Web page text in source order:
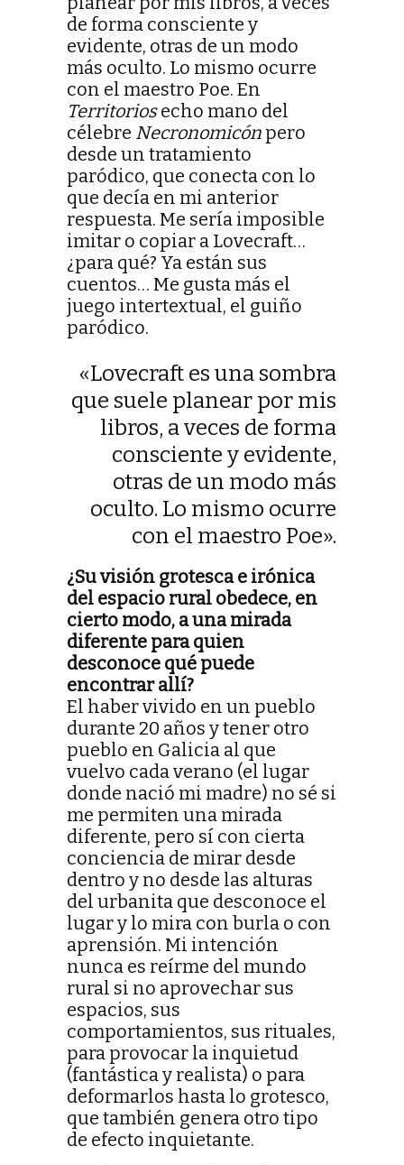
de forma consciente y
evidente, otras de un modo
más oculto. Lo mismo ocurre
con el maestro Poe. En
Territoriosecho mano del
célebre Necronomicón pero
desde un tratamiento
paródico, que conecta con lo
que decía en mi anterior
respuesta. Me sería imposible
imitar o copiar a Lovecraft…
¿para qué? Ya están sus
cuentos… Me gusta más el
juego intertextual, el guiño
paródico.
«Lovecraft es una sombra
que suele planear por mis
libros, a veces de forma
consciente y evidente,
otras de un modo más
oculto. Lo mismo ocurre
con el maestro Poe».
¿Su visión grotesca e irónica
del espacio rural obedece, en
cierto modo, a una mirada
diferente para quien
desconoce qué puede
encontrar allí?
El haber vivido en un pueblo
durante 20 años y tener otro
pueblo en Galicia al que
vuelvo cada verano (el lugar
donde nació mi madre) no sé si
me permiten una mirada
diferente, pero sí con cierta
conciencia de mirar desde
dentro y no desde las alturas
del urbanita que desconoce el
lugar y lo mira con burla o con
aprensión. Mi intención
nunca es reírme del mundo
rural si no aprovechar sus
espacios, sus
comportamientos, sus rituales,
para provocar la inquietud
(fantástica y realista) o para
deformarlos hasta lo grotesco,
que también genera otro tipo
de efecto inquietante.